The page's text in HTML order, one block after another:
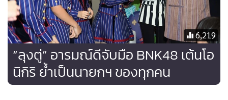
นอกจากนี้ น.ส.พัศชนันท์ (อร) ยังกล่าวถึงกรณีที่สมาชิกของวง
ถูกแฟนคลับตามเข้าไปในห้องน้ำว่า ขอขอบคุณที่เขาได้ติดตาม
เรา แต่พวกเรามีมุมส่วนตัว อย่างเรื่องเข้าห้องน้ำ ขอเว้นนิดนึง
อาจทักทายกันได้ตามทาง หรือเจอทักทายปกติ แต่บางอย่าง
แบบที่มายืนขวางทาง หรือว่ามาทำให้พวกเราตกใจ น้องๆ
สมาชิกบางคนตกใจจริงๆ ทั้งนี้ เรื่องถูกตามเข้าห้องน้ำ ตนรู้สึกไม่
6,219
“ลุงตู่” อารมณ์ดีจับมือ BNK48 เต้นโอ
นิกิริ ย้ำเป็นนายกฯ ของทุกคน